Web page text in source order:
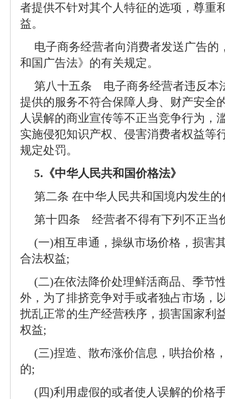
者提供不针对其个人特征的选项，尊重
益。
电子商务经营者向消费者发送广告的
和国广告法》的有关规定。
第八十五条 电子商务经营者违反本
提供的服务不符合保障人身、财产安全
人误解的商业宣传等不正当竞争行为，
实施侵犯知识产权、侵害消费者权益等
规定处罚。
5.《中华人民共和国价格法》
第二条 在中华人民共和国境内发生
第十四条 经营者不得有下列不正当
(一)相互串通，操纵市场价格，损害
合法权益;
(二)在依法降价处理鲜活商品、季节
外，为了排挤竞争对手或者独占市场，
扰乱正常的生产经营秩序，损害国家利
权益;
(三)捏造、散布涨价信息，哄抬价格
的;
(四)利用虚假的或者使人误解的价格